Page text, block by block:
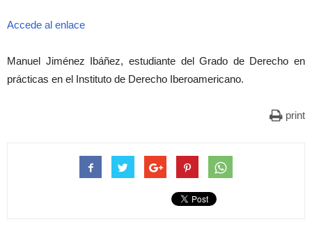
Accede al enlace
Manuel Jiménez Ibáñez, estudiante del Grado de Derecho en
prácticas en el Instituto de Derecho Iberoamericano.
print